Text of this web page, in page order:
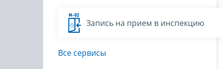
Запись на прием в инспекцию
Все сервисы